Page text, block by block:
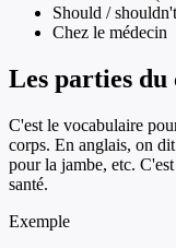
Should /
Chez le médecin
Les parties du
C'est le vocabulaire
corps. En anglais, on
pour la jambe, etc.
santé.
Exemple